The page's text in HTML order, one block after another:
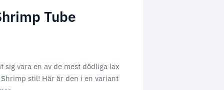
Tube
sig vara en av de mest dödliga lax
stil! Här är den i en variant